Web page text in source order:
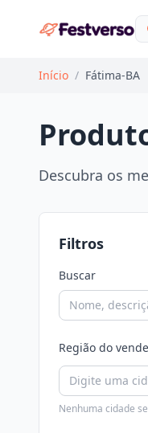
Início / Fátima-BA
Descubra os
Filtros
Buscar
Região do
Nenhuma cidade